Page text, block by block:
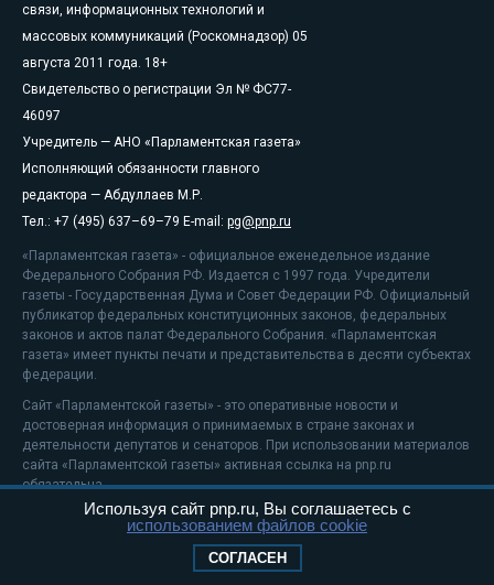
связи, информационных технологий и
массовых коммуникаций (Роскомнадзор) 05
августа 2011 года. 18+
Свидетельство о регистрации Эл № ФС77-
46097
Учредитель — АНО «Парламентская газета»
Исполняющий обязанности главного
редактора — Абдуллаев М.Р.
Тел.: +7 (495) 637–69–79 E-mail: pg@pnp.ru
«Парламентская газета» - официальное еженедельное издание
Федерального Собрания РФ. Издается с 1997 года. Учредители
газеты - Государственная Дума и Совет Федерации РФ. Официальный
публикатор федеральных конституционных законов, федеральных
законов и актов палат Федерального Собрания. «Парламентская
газета» имеет пункты печати и представительства в десяти субъектах
федерации.
Сайт «Парламентской газеты» - это оперативные новости и
достоверная информация о принимаемых в стране законах и
деятельности депутатов и сенаторов. При использовании материалов
сайта «Парламентской газеты» активная ссылка на pnp.ru
обязательна.
На информационном ресурсе применяютсярекомендательные
Положение о защите персональных данных
Используя сайт pnp.ru, Вы соглашаетесь с
использованием файлов cookie
СОГЛАСЕН